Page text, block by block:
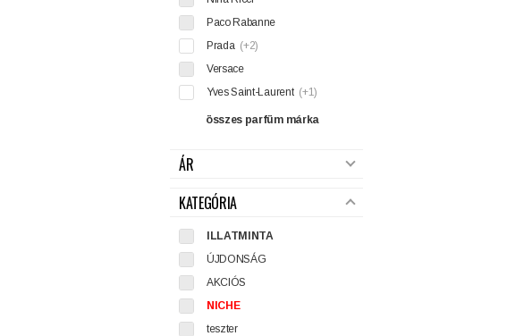
Paco Rabanne
Prada (+2)
Versace
Yves Saint-Laurent (+1)
összes parfüm márka
ÁR
KATEGÓRIA
ILLATMINTA
ÚJDONSÁG
AKCIÓS
NICHE
teszter